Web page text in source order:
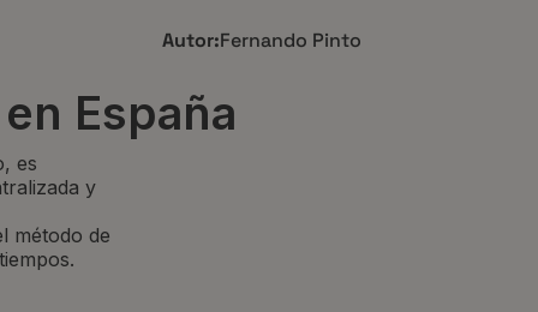
Autor:Fernando Pinto
España
es
y
método de